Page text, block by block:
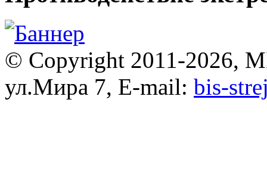
© Copyright 2011-2026,
ул.Мира 7, E-mail: bis-